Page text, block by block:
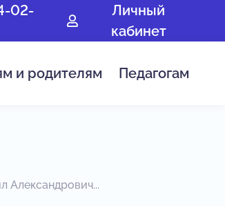
02-
Личный
кабинет
и родителям Педагогам
Александрович...